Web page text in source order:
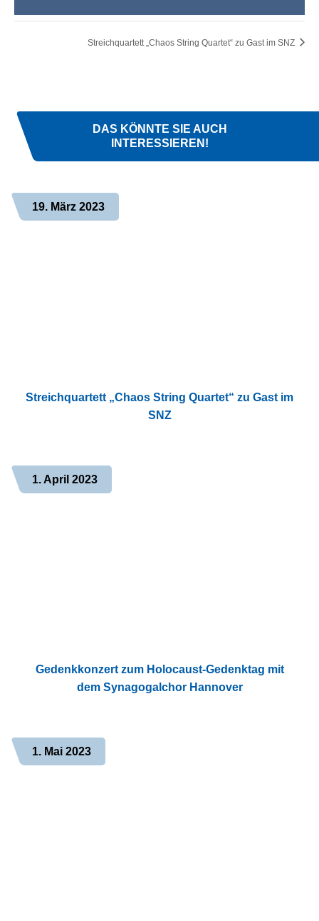
Streichquartett „Chaos String Quartet“ zu Gast im SNZ
DAS KÖNNTE SIE AUCH
INTERESSIEREN!
19. März 2023
Streichquartett „Chaos String Quartet“ zu Gast im
SNZ
1. April 2023
Gedenkkonzert zum Holocaust-Gedenktag mit
dem Synagogalchor Hannover
1. Mai 2023